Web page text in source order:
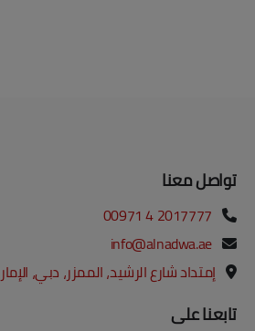
تواصل معنا
00971 4 2017777
info@alnadwa.ae
إمتداد شارع الرشيد، الممزر، دبي،
تابعنا على